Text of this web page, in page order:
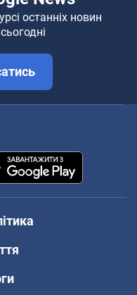
останніх новин